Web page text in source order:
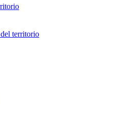
territorio